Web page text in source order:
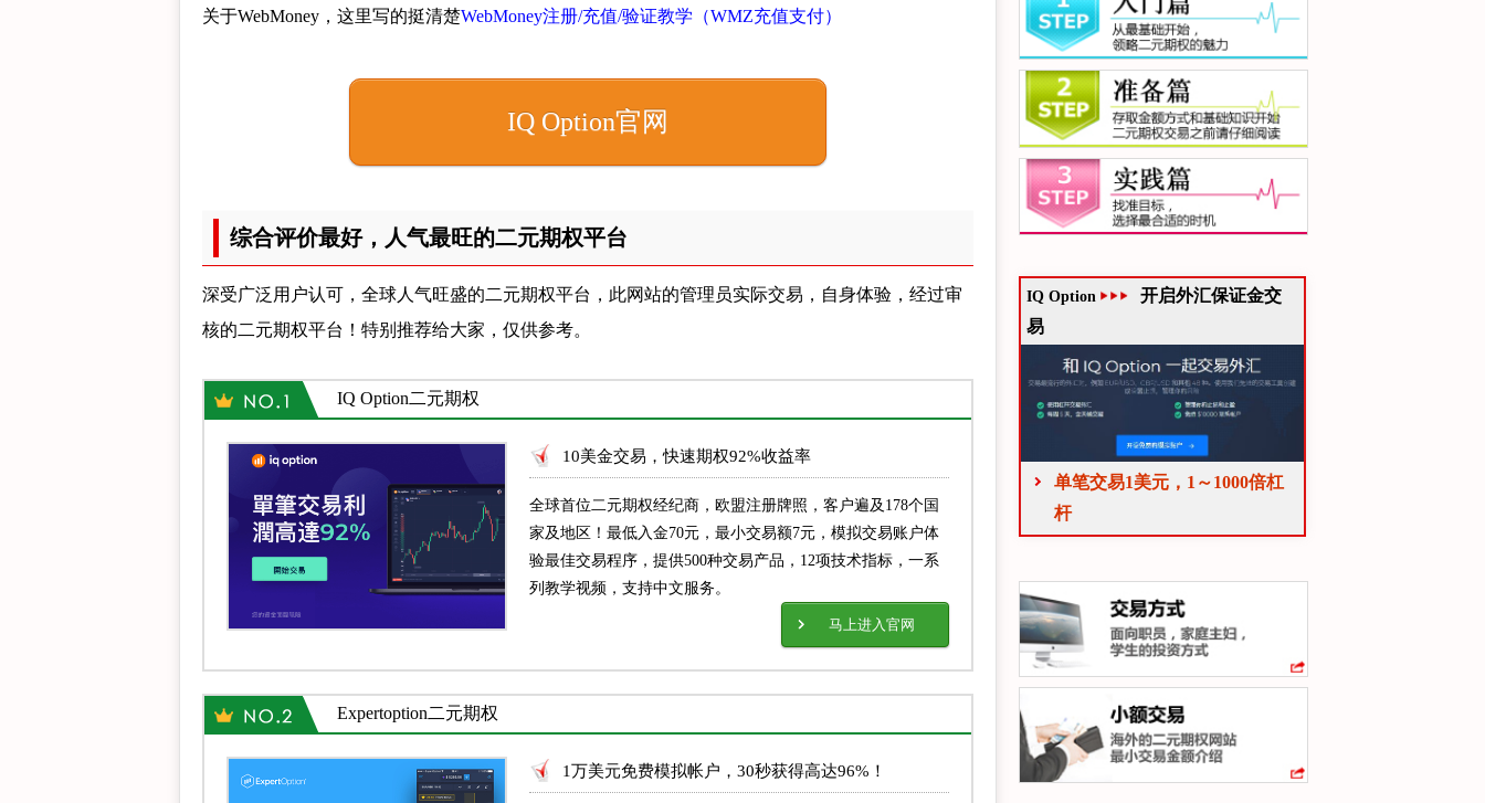
关于WebMoney，这里写的挺清楚WebMoney注册/充值/验证教学（WMZ充值支付）
IQ Option官网
综合评价最好，人气最旺的二元期权平台
深受广泛用户认可，全球人气旺盛的二元期权平台，此网站的管理员实际交易，自身体验，经过审
核的二元期权平台！特别推荐给大家，仅供参考。
IQ Option二元期权
10美金交易，快速期权92%收益率
全球首位二元期权经纪商，欧盟注册牌照，客户遍及178个国
家及地区！最低入金70元，最小交易额7元，模拟交易账户体
验最佳交易程序，提供500种交易产品，12项技术指标，一系
列教学视频，支持中文服务。
马上进入官网
Expertoption二元期权
1万美元免费模拟帐户，30秒获得高达96%！
IQ Option
开启外汇保证金交
易
单笔交易1美元，1～1000倍杠
杆